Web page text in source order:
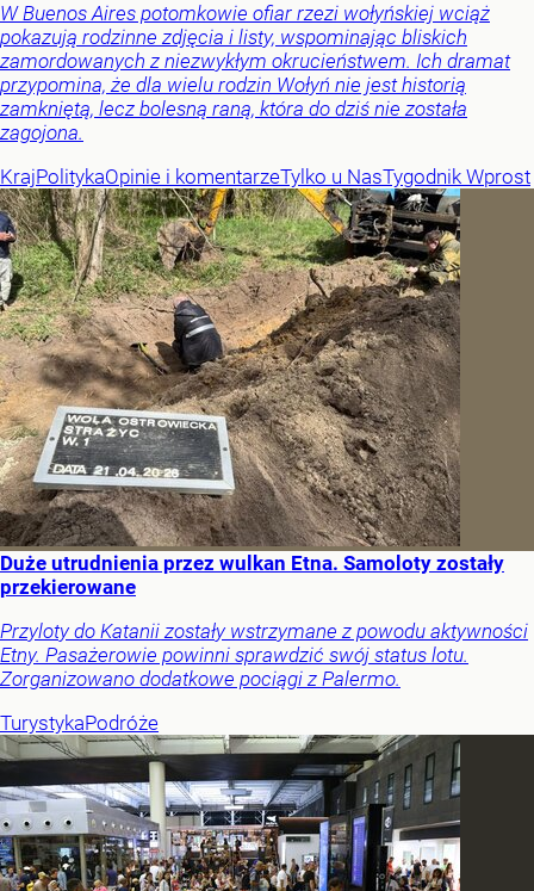
W Buenos Aires potomkowie ofiar rzezi wołyńskiej wciąż
pokazują rodzinne zdjęcia i listy, wspominając bliskich
zamordowanych z niezwykłym okrucieństwem. Ich dramat
przypomina, że dla wielu rodzin Wołyń nie jest historią
zamkniętą, lecz bolesną raną, która do dziś nie została
zagojona.
KrajPolitykaOpinie i komentarzeTylko u NasTygodnik Wprost
Duże utrudnienia przez wulkan Etna. Samoloty zostały
przekierowane
Przyloty do Katanii zostały wstrzymane z powodu aktywności
Etny. Pasażerowie powinni sprawdzić swój status lotu.
Zorganizowano dodatkowe pociągi z Palermo.
TurystykaPodróże